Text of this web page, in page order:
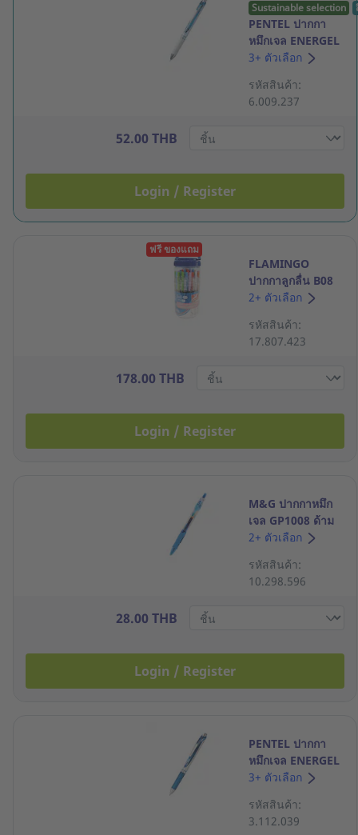
Sustainable selection
PENTEL ปากกา
หมึกเจล ENERGEL
BLN75W ด้ามกด
3+ ตัวเลือก
รหัสสินค้า:
6.009.237
52.00 THB
Login / Register
ฟรี ของแถม
FLAMINGO
ปากกาลูกลื่น B08
0.5มม. สีน้ำเงิน
2+ ตัวเลือก
รหัสสินค้า:
17.807.423
178.00 THB
Login / Register
M&G ปากกาหมึก
เจล GP1008 ด้าม
กด 0.5มม. น้ำเงิน
2+ ตัวเลือก
รหัสสินค้า:
10.298.596
28.00 THB
Login / Register
PENTEL ปากกา
หมึกเจล ENERGEL
BL77 ด้ามกด
3+ ตัวเลือก
รหัสสินค้า:
3.112.039